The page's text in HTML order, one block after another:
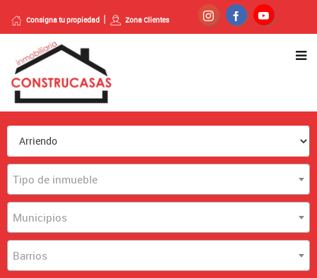
Consigna tu propiedad Zona Clientes
Tipo de inmueble
Municipios
Barrios